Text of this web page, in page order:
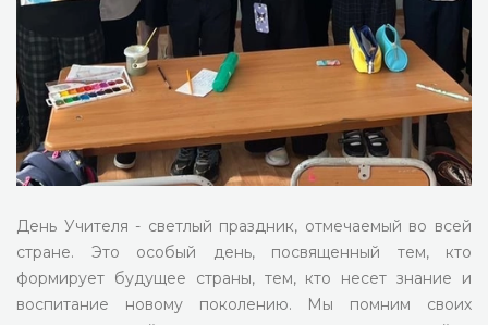
День Учителя - светлый праздник, отмечаемый во всей
стране. Это особый день, посвященный тем, кто
формирует будущее страны, тем, кто несет знание и
воспитание новому поколению. Мы помним своих